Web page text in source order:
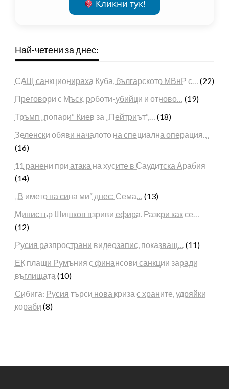
Кликни тук!
Най-четени за днес:
САЩ санкционираха Куба, българското МВнР с… (22)
Преговори с Мъск, роботи-убийци и отново… (19)
Тръмп „попари“ Киев за „Пейтриът“,… (18)
Зеленски обяви началото на специална операция…
(16)
11 ранени при атака на хусите в Саудитска Арабия
(14)
„В името на сина ми“ днес: Сема… (13)
Министър Шишков взриви ефира. Разкри как се…
(12)
Русия разпространи видеозапис, показващ… (11)
ЕК плаши Румъния с финансови санкции заради
въглищата (10)
Сибига: Русия търси нова криза с храните, удряйки
кораби (8)